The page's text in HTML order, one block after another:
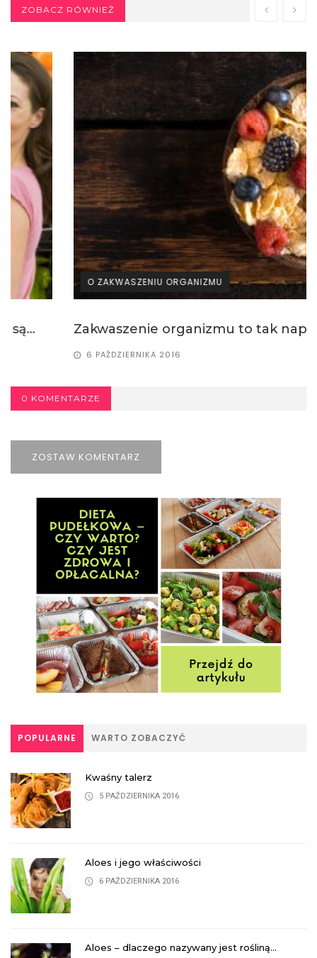
ZOBACZ RÓWNIEŻ
O ZAKWASZENIU ORGANIZMU
Zakwaszenie organizmu to tak naprawdę...
6 PAŹDZIERNIKA 2016
0 KOMENTARZE
ZOSTAW KOMENTARZ
POPULARNE WARTO ZOBACZYĆ
Kwaśny talerz
5 PAŹDZIERNIKA 2016
Aloes i jego właściwości
6 PAŹDZIERNIKA 2016
Aloes – dlaczego nazywany jest rośliną...